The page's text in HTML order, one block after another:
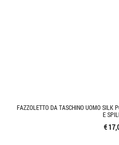
FAZZOLETTO DA TASCHINO UOMO SILK
E
€